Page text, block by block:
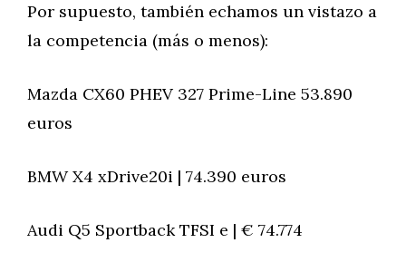
Por supuesto, también echamos un vistazo a
la competencia (más o menos):
Mazda CX60 PHEV 327 Prime-Line 53.890
euros
BMW X4 xDrive20i | 74.390 euros
Audi Q5 Sportback TFSI e | € 74.774